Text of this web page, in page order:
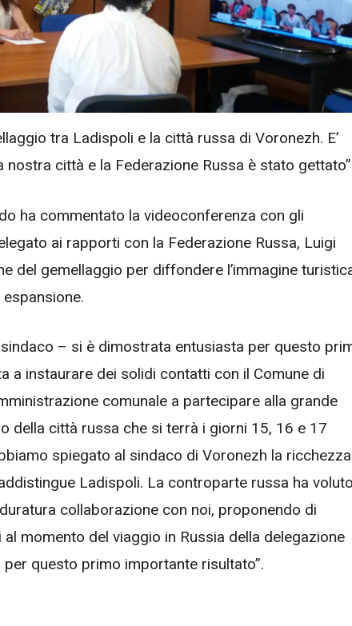
tra Ladispoli e la città russa di Voronezh. E’
città e la Federazione Russa è stato
ha commentato la videoconferenza con gli
ai rapporti con la Federazione Russa, Luigi
del gemellaggio per diffondere l’immagine
– si è dimostrata entusiasta per questo
instaurare dei solidi contatti con il Comune di
comunale a partecipare alla grande
della città russa che si terrà i giorni 15, 16 e 17
spiegato al sindaco di Voronezh la ricchezza
Ladispoli. La controparte russa ha voluto
collaborazione con noi, proponendo di
momento del viaggio in Russia della delegazione
questo primo importante risultato”.